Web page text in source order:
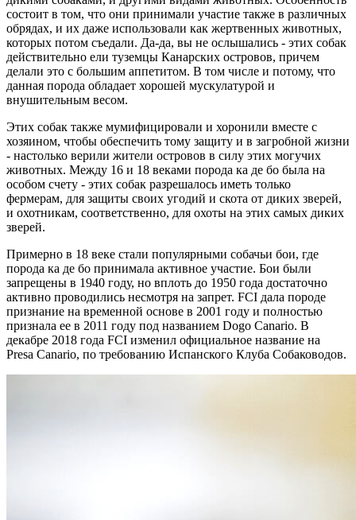
состоит в том, что они принимали участие также в различных
обрядах, и их даже использовали как жертвенных животных,
которых потом съедали. Да-да, вы не ослышались - этих собак
действительно ели туземцы Канарских островов, причем
делали это с большим аппетитом. В том числе и потому, что
данная порода обладает хорошей мускулатурой и
внушительным весом.
Этих собак также мумифицировали и хоронили вместе с
хозяином, чтобы обеспечить тому защиту и в загробной жизни
- настолько верили жители островов в силу этих могучих
животных. Между 16 и 18 веками порода ка де бо была на
особом счету - этих собак разрешалось иметь только
фермерам, для защиты своих угодий и скота от диких зверей,
и охотникам, соответственно, для охоты на этих самых диких
зверей.
Примерно в 18 веке стали популярными собачьи бои, где
порода ка де бо принимала активное участие. Бои были
запрещены в 1940 году, но вплоть до 1950 года достаточно
активно проводились несмотря на запрет. FCI дала породе
признание на временной основе в 2001 году и полностью
признала ее в 2011 году под названием Dogo Canario. В
декабре 2018 года FCI изменил официальное название на
Presa Canario, по требованию Испанского Клуба Собаководов.